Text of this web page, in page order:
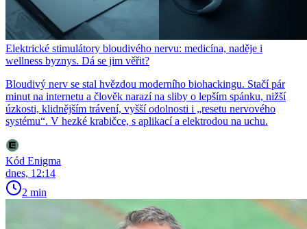
Elektrické stimulátory bloudivého nervu: medicína, naděje i
wellness byznys. Dá se jim věřit?
Bloudivý nerv se stal hvězdou moderního biohackingu. Stačí pár
minut na internetu a člověk narazí na sliby o lepším spánku, nižší
úzkosti, klidnějším trávení, vyšší odolnosti i „resetu nervového
systému“. V hezké krabičce, s aplikací a elektrodou na uchu.
Kód Enigma
dnes, 12:14
2 min